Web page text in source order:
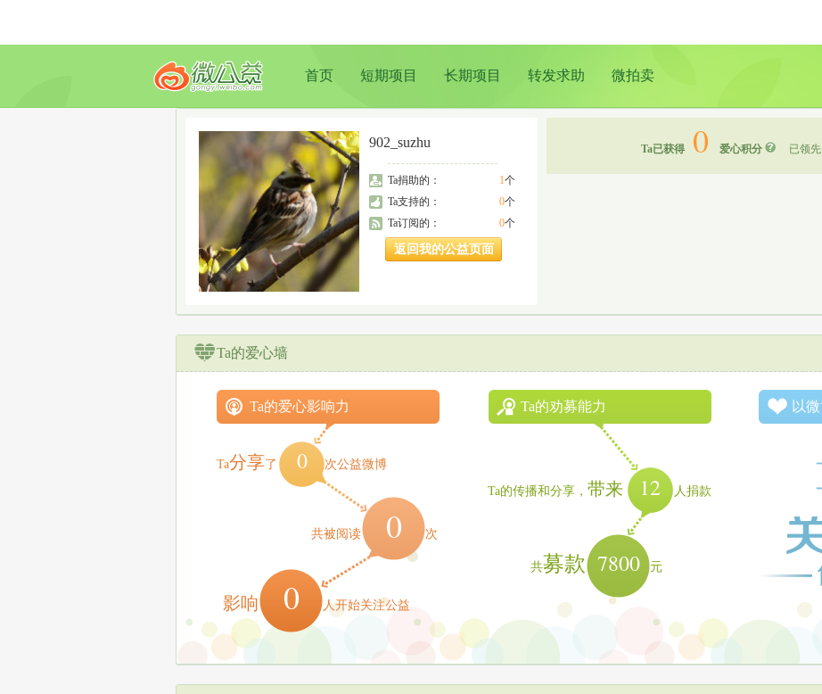
首页 短期项目 长期项目 转发求助 微拍卖
902_suzhu
1个
Ta捐助的：
0个
Ta支持的：
0个
Ta订阅的：
返回我的公益页面
Ta已获得 0 爱心积分 已领先
Ta的爱心墙
Ta的爱心影响力
Ta分享了 0 次公益微博
共被阅读 0 次
影响 0 人开始关注公益
Ta的劝募能力
Ta的传播和分享， 带来 12 人捐款
共募款 7800 元
以